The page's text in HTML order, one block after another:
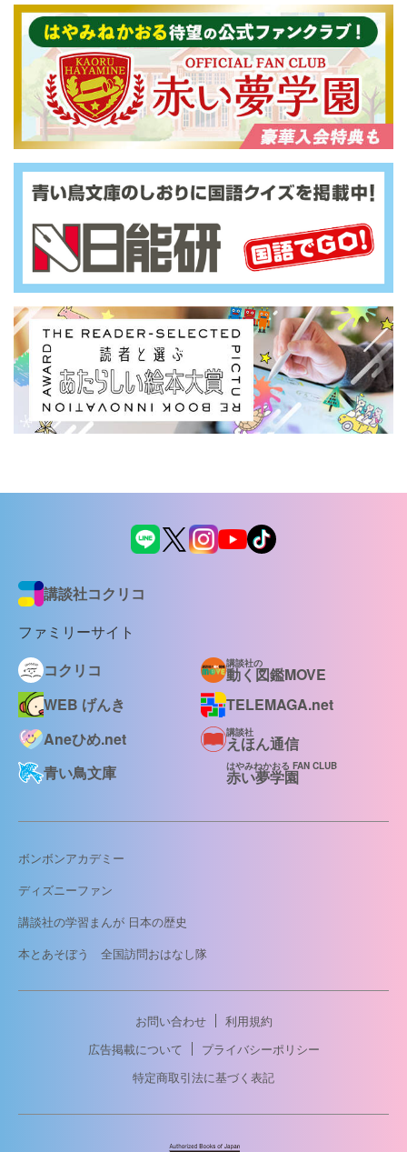
講談社コクリコ
ファミリーサイト
コクリコ
講談社の
動く図鑑MOVE
WEB げんき
TELEMAGA.net
Aneひめ.net
講談社
えほん通信
青い鳥文庫
はやみねかおる FAN CLUB
赤い夢学園
ボンボンアカデミー
ディズニーファン
講談社の学習まんが 日本の歴史
本とあそぼう 全国訪問おはなし隊
お問い合わせ
利用規約
広告掲載について
プライバシーポリシー
特定商取引法に基づく表記